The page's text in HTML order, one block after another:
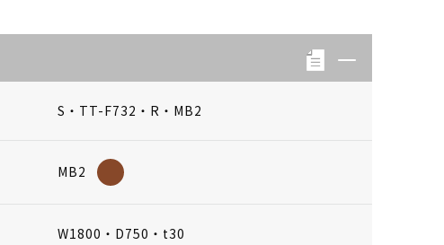
S・TT-F732・R・MB2
MB2
W1800・D750・t30